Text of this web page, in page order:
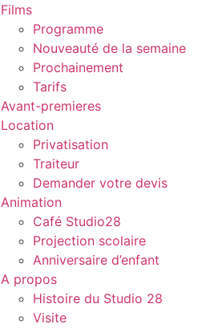
Films
Programme
Nouveauté de la semaine
Prochainement
Tarifs
Avant-premieres
Location
Privatisation
Traiteur
Demander votre devis
Animation
Café Studio28
Projection scolaire
Anniversaire d’enfant
A propos
Histoire du Studio 28
Visite